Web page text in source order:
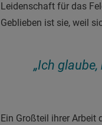
Leidenschaft für das
Geblieben ist sie, weil
„Ich
Ein Großteil ihrer Arbeit